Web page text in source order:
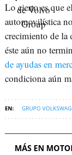
Lo cierto es que
automovilística
crecimiento de la
éste aún no
de ayudas en
condiciona aún
GRUPO
INDUSTRIA
MÁS EN